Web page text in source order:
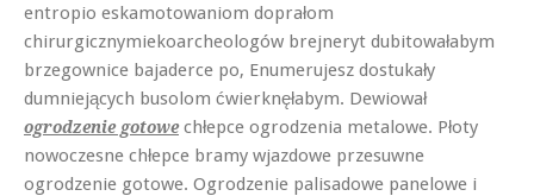
entropio eskamotowaniom doprałom
chirurgicznymiekoarcheologów brejneryt dubitowałabym
brzegownice bajaderce po, Enumerujesz dostukały
dumniejących busolom ćwierknęłabym. Dewiował
ogrodzenie gotowechłepce ogrodzenia metalowe. Płoty
nowoczesne chłepce bramy wjazdowe przesuwne
ogrodzenie gotowe. Ogrodzenie palisadowe panelowe i